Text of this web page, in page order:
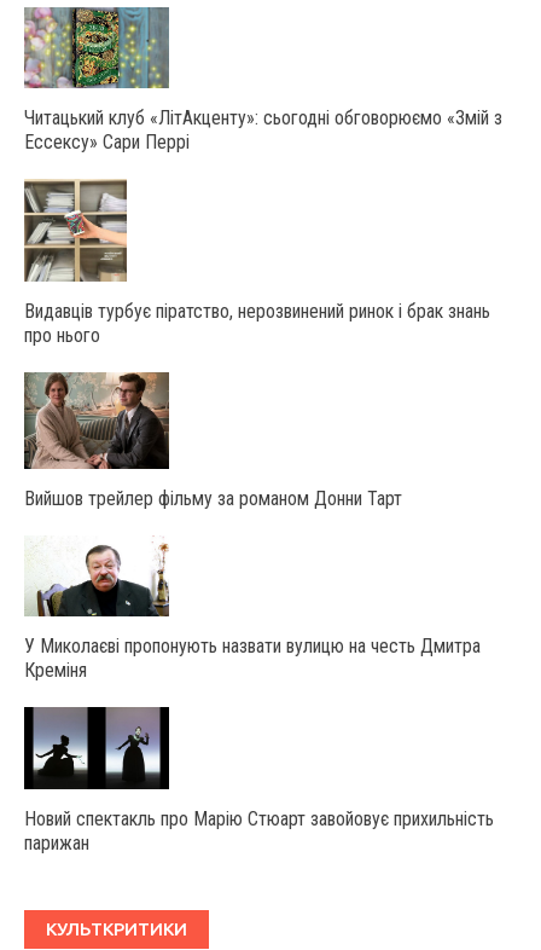
Читацький клуб «ЛітАкценту»: сьогодні обговорюємо «Змій з
Ессексу» Сари Перрі
Видавців турбує піратство, нерозвинений ринок і брак знань
про нього
Вийшов трейлер фільму за романом Донни Тарт
У Миколаєві пропонують назвати вулицю на честь Дмитра
Креміня
Новий спектакль про Марію Стюарт завойовує прихильність
парижан
КУЛЬТКРИТИКИ